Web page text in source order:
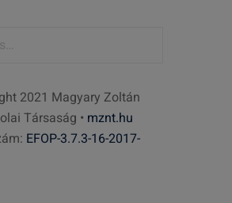
2021 Magyary Zoltán
Társaság • mznt.hu
EFOP-3.7.3-16-2017-